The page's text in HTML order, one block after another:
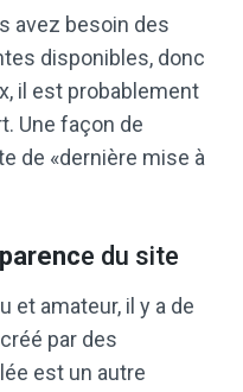
avez besoin des
disponibles, donc
il est probablement
Une façon de
de «dernière mise à
e du site
et amateur, il y a de
par des
est un autre